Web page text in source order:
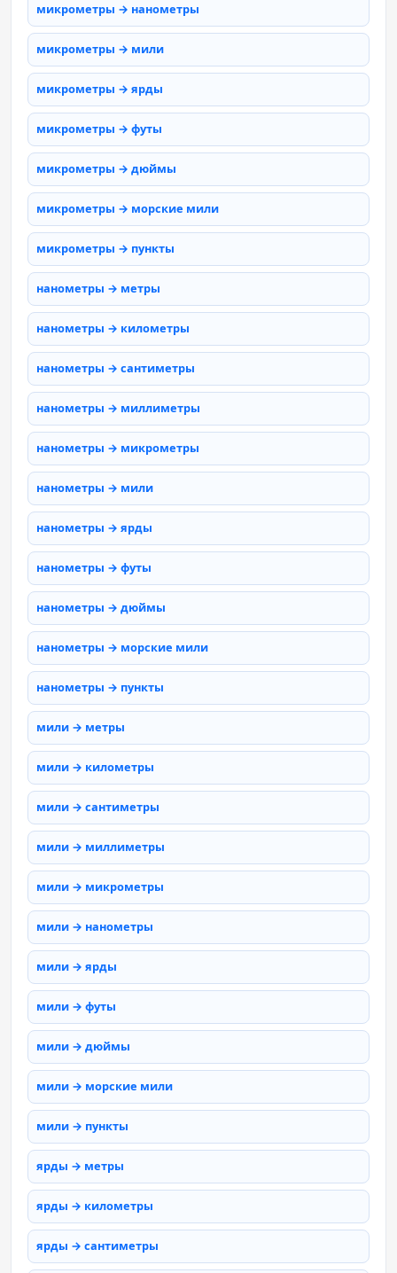
микрометры → нанометры
микрометры → мили
микрометры → ярды
микрометры → футы
микрометры → дюймы
микрометры → морские мили
микрометры → пункты
нанометры → метры
нанометры → километры
нанометры → сантиметры
нанометры → миллиметры
нанометры → микрометры
нанометры → мили
нанометры → ярды
нанометры → футы
нанометры → дюймы
нанометры → морские мили
нанометры → пункты
мили → метры
мили → километры
мили → сантиметры
мили → миллиметры
мили → микрометры
мили → нанометры
мили → ярды
мили → футы
мили → дюймы
мили → морские мили
мили → пункты
ярды → метры
ярды → километры
ярды → сантиметры